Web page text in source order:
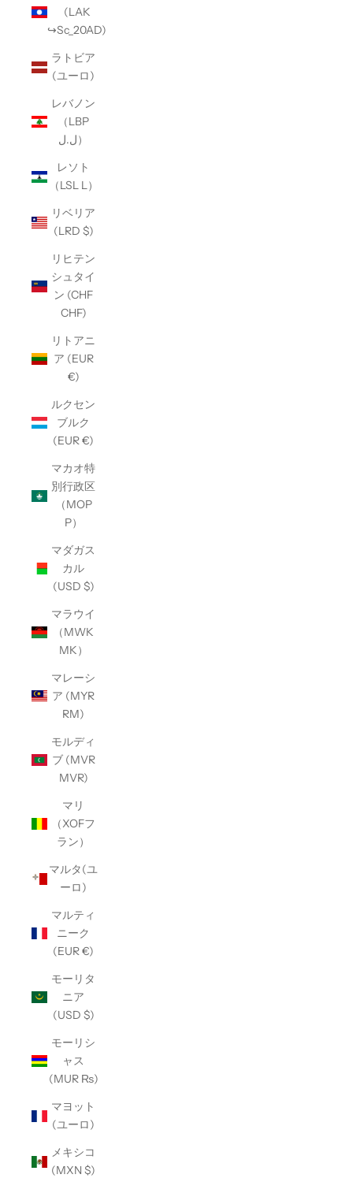
(LAK
↪Sc_20AD)
ラトビア
(ユーロ)
レバノン
（LBP
ل.ل）
レソト
（LSL L）
リベリア
(LRD $)
リヒテン
シュタイ
ン (CHF
CHF)
リトアニ
ア (EUR
€)
ルクセン
ブルク
(EUR €)
マカオ特
別行政区
（MOP
P）
マダガス
カル
(USD $)
マラウイ
（MWK
MK）
マレーシ
ア (MYR
RM)
モルディ
ブ (MVR
MVR)
マリ
（XOFフ
ラン）
マルタ(ユ
ーロ)
マルティ
ニーク
(EUR €)
モーリタ
ニア
(USD $)
モーリシ
ャス
(MUR ₨)
マヨット
(ユーロ)
メキシコ
(MXN $)